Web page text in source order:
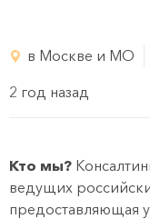
в Москве и МО
2 год назад
Кто мы?
ведущих
предоставляющая